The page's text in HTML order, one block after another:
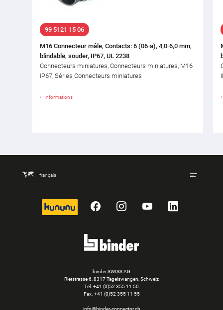
99 5121 15 06
M16 Connecteur mâle, Contacts: 6 (06-a), 4,0-6,0 mm,
blindable, souder, IP67, UL 2238
Connecteurs miniatures, Connecteurs miniatures, M16
IP67, Séries Connecteurs miniatures
Informations
français
kununu FacebookInstagram
YouTubeLinkedIn
binder SWISS AG
Rietstrasse 6, 8317 Tagelswangen, Schweiz
Tel. +41 (0)52 355 11 50
Fax. +41 (0)52 355 11 55
info@binder-connector.ch